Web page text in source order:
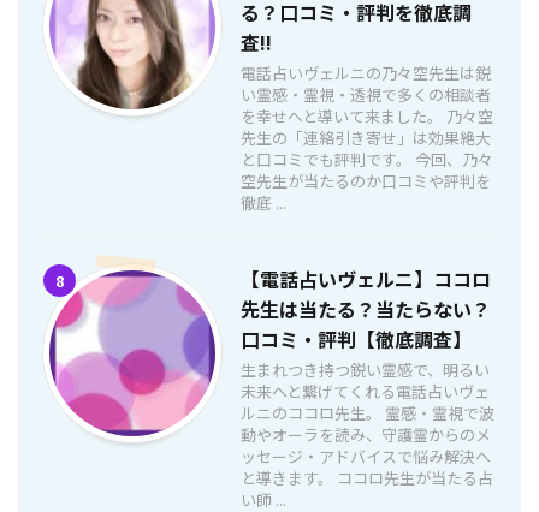
る？口コミ・評判を徹底調
査!!
電話占いヴェルニの乃々空先生は鋭
い霊感・霊視・透視で多くの相談者
を幸せへと導いて来ました。 乃々空
先生の「連絡引き寄せ」は効果絶大
と口コミでも評判です。 今回、乃々
空先生が当たるのか口コミや評判を
徹底 ...
8
【電話占いヴェルニ】ココロ
先生は当たる？当たらない？
口コミ・評判【徹底調査】
生まれつき持つ鋭い霊感で、明るい
未来へと繋げてくれる電話占いヴェ
ルニのココロ先生。 霊感・霊視で波
動やオーラを読み、守護霊からのメ
ッセージ・アドバイスで悩み解決へ
と導きます。 ココロ先生が当たる占
い師 ...